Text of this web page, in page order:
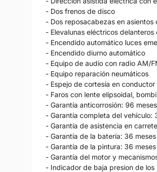
- Dos frenos de disco
- Dos reposacabezas en
- Elevalunas eléctricos
- Encendido automático luces
- Encendido diurno automático
- Equipo de audio con radio AM/
- Equipo reparación neumáticos
- Espejo de cortesía en
- Faros con lente elipsoidal,
- Garantía anticorrosión: 96
- Garantía completa del
- Garantía de asistencia en
- Garantía de la batería: 36
- Garantía de la pintura: 36
- Garantía del motor y
- Indicador de baja presion de los